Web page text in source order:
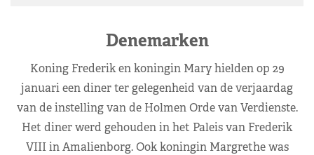
Denemarken
Koning Frederik en koningin Mary hielden op 29
januari een diner ter gelegenheid van de verjaardag
van de instelling van de Holmen Orde van Verdienste.
Het diner werd gehouden in het Paleis van Frederik
VIII in Amalienborg. Ook koningin Margrethe was